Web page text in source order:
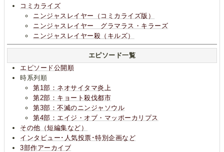
コミカライズ
ニンジャスレイヤー（コミカライズ版）
ニンジャスレイヤー グラマラス・キラーズ
ニンジャスレイヤー殺（キルズ）
エピソード一覧
エピソード公開順
時系列順
第1部：ネオサイタマ炎上
第2部：キョート殺伐都市
第3部：不滅のニンジャソウル
第4部：エイジ・オブ・マッポーカリプス
その他（短編集など）
インタビュー･人気投票･特別企画など
3部作アーカイブ